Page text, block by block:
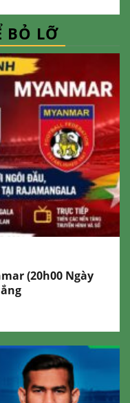
BỎ LỠ
(20h00 Ngày